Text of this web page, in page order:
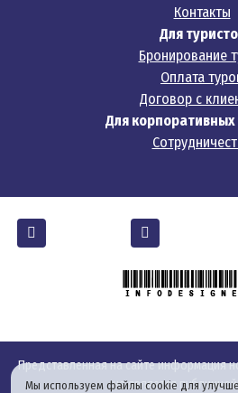
Контакты
Для
Бронирование
Оплата
Договор с
Для корпоративных
Представленная на сайте информация
не является
Мы используем файлы cookie для